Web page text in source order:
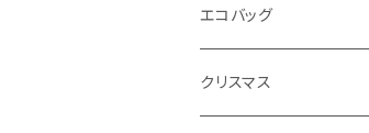
古せっけん
ラッピングペーパー、壁紙
花びん
小物入れ
陶磁器
カップアンドソーサー
木製品
エコバッグ
クリスマス